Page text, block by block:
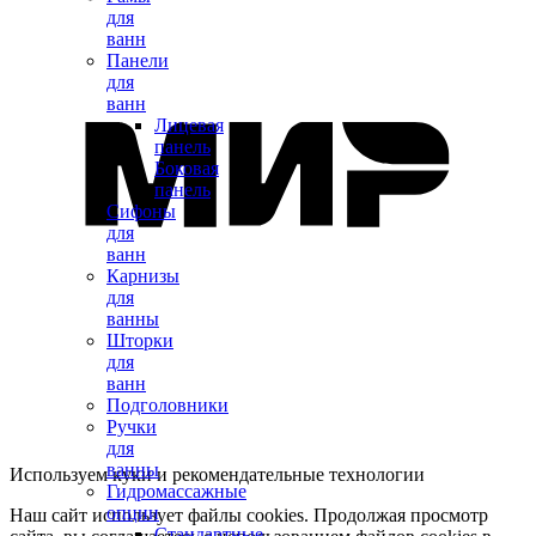
для
ванн
Панели
для
ванн
Лицевая
панель
Боковая
панель
Сифоны
для
ванн
Карнизы
для
ванны
Шторки
для
ванн
Подголовники
Ручки
для
ванны
Гидромассажные
опции
Используем куки и рекомендательные технологии
Наш сайт использует файлы cookies. Продолжая просмотр